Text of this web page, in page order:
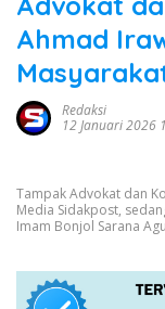
Ahmad
Redaksi
12 Januari 2026
Tampak Advokat dan
Media Sidakpost,
Imam Bonjol Sarana